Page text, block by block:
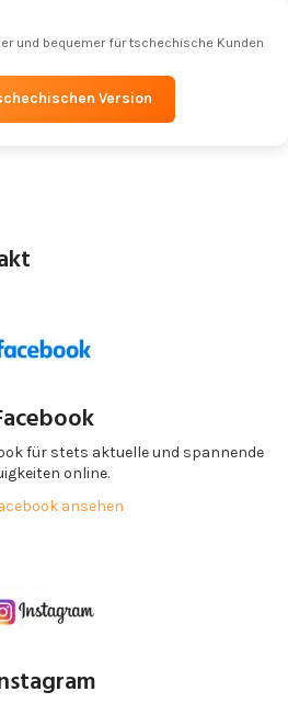
und bequemer für tschechische Kunden
Version
für stets aktuelle und spannende
online.
ansehen